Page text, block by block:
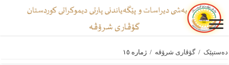
دەستپێک / گۆڤاری شرۆڤه / ژمارە ١٥